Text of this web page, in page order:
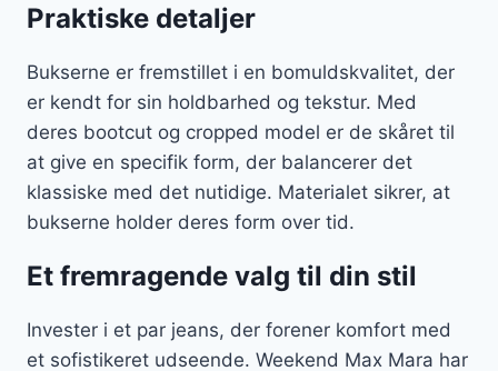
Praktiske detaljer
Bukserne er fremstillet i en bomuldskvalitet, der
er kendt for sin holdbarhed og tekstur. Med
deres bootcut og cropped model er de skåret til
at give en specifik form, der balancerer det
klassiske med det nutidige. Materialet sikrer, at
bukserne holder deres form over tid.
Et fremragende valg til din stil
Invester i et par jeans, der forener komfort med
et sofistikeret udseende. Weekend Max Mara har